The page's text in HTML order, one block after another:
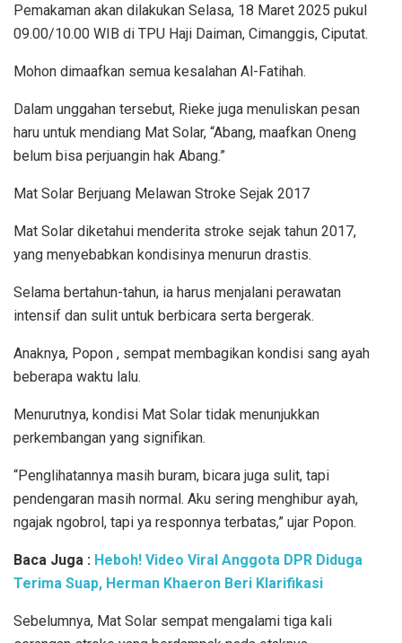
Pemakaman akan dilakukan Selasa, 18 Maret 2025 pukul
09.00/10.00 WIB di TPU Haji Daiman, Cimanggis, Ciputat.
Mohon dimaafkan semua kesalahan Al-Fatihah.
Dalam unggahan tersebut, Rieke juga menuliskan pesan
haru untuk mendiang Mat Solar, “Abang, maafkan Oneng
belum bisa perjuangin hak Abang.”
Mat Solar Berjuang Melawan Stroke Sejak 2017
Mat Solar diketahui menderita stroke sejak tahun 2017,
yang menyebabkan kondisinya menurun drastis.
Selama bertahun-tahun, ia harus menjalani perawatan
intensif dan sulit untuk berbicara serta bergerak.
Anaknya, Popon , sempat membagikan kondisi sang ayah
beberapa waktu lalu.
Menurutnya, kondisi Mat Solar tidak menunjukkan
perkembangan yang signifikan.
“Penglihatannya masih buram, bicara juga sulit, tapi
pendengaran masih normal. Aku sering menghibur ayah,
ngajak ngobrol, tapi ya responnya terbatas,” ujar Popon.
Baca Juga : Heboh! Video Viral Anggota DPR Diduga
Terima Suap, Herman Khaeron Beri Klarifikasi
Sebelumnya, Mat Solar sempat mengalami tiga kali